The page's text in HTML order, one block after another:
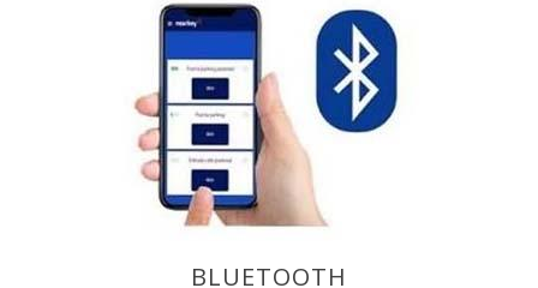
BLUETOOTH